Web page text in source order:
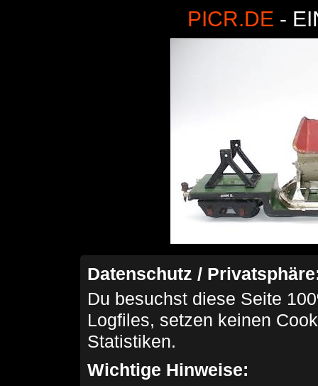
PICR.DE -
Datenschutz /
Du besuchst diese Seite
Logfiles, setzen keinen
Statistiken.
Wichtige Hinweise: